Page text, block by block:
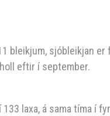
bleikjum, sjóbleikjan er
eftir í september.
laxa, á sama tíma í